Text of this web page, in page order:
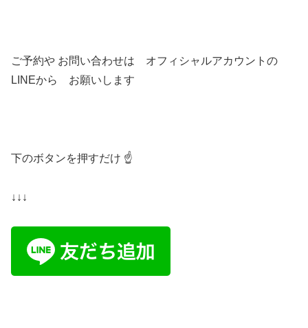
ご予約や お問い合わせは オフィシャルアカウントの
LINEから お願いします
下のボタンを押すだけ ☝️
↓↓↓